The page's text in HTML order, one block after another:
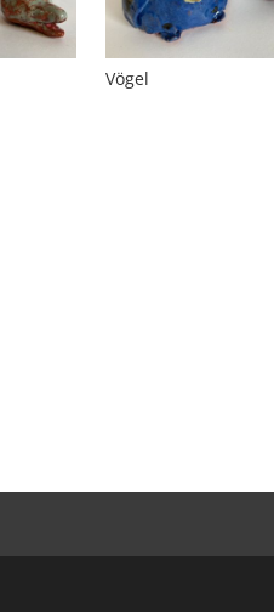
Vögel